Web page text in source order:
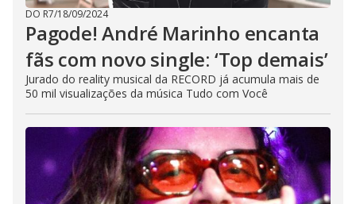
DO R7/18/09/2024
Pagode! André Marinho encanta
fãs com novo single: ‘Top demais’
Jurado do reality musical da RECORD já acumula mais de
50 mil visualizações da música Tudo com Você